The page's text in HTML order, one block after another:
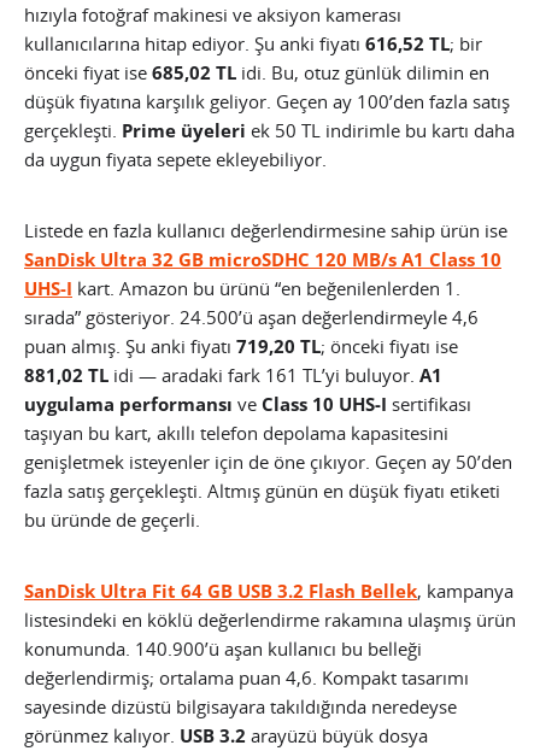
hızıyla fotoğraf makinesi ve aksiyon kamerası
kullanıcılarına hitap ediyor. Şu anki fiyatı 616,52 TL; bir
önceki fiyat ise 685,02 TL idi. Bu, otuz günlük dilimin en
düşük fiyatına karşılık geliyor. Geçen ay 100’den fazla satış
gerçekleşti. Prime üyeleri ek 50 TL indirimle bu kartı daha
da uygun fiyata sepete ekleyebiliyor.
Listede en fazla kullanıcı değerlendirmesine sahip ürün ise
SanDisk Ultra 32 GB microSDHC 120 MB/s A1 Class 10
UHS-I kart. Amazon bu ürünü “en beğenilenlerden 1.
sırada” gösteriyor. 24.500’ü aşan değerlendirmeyle 4,6
puan almış. Şu anki fiyatı 719,20 TL; önceki fiyatı ise
881,02 TL idi — aradaki fark 161 TL’yi buluyor. A1
uygulama performansı ve Class 10 UHS-I sertifikası
taşıyan bu kart, akıllı telefon depolama kapasitesini
genişletmek isteyenler için de öne çıkıyor. Geçen ay 50’den
fazla satış gerçekleşti. Altmış günün en düşük fiyatı etiketi
bu üründe de geçerli.
SanDisk Ultra Fit 64 GB USB 3.2 Flash Bellek, kampanya
listesindeki en köklü değerlendirme rakamına ulaşmış ürün
konumunda. 140.900’ü aşan kullanıcı bu belleği
değerlendirmiş; ortalama puan 4,6. Kompakt tasarımı
sayesinde dizüstü bilgisayara takıldığında neredeyse
görünmez kalıyor. USB 3.2 arayüzü büyük dosya